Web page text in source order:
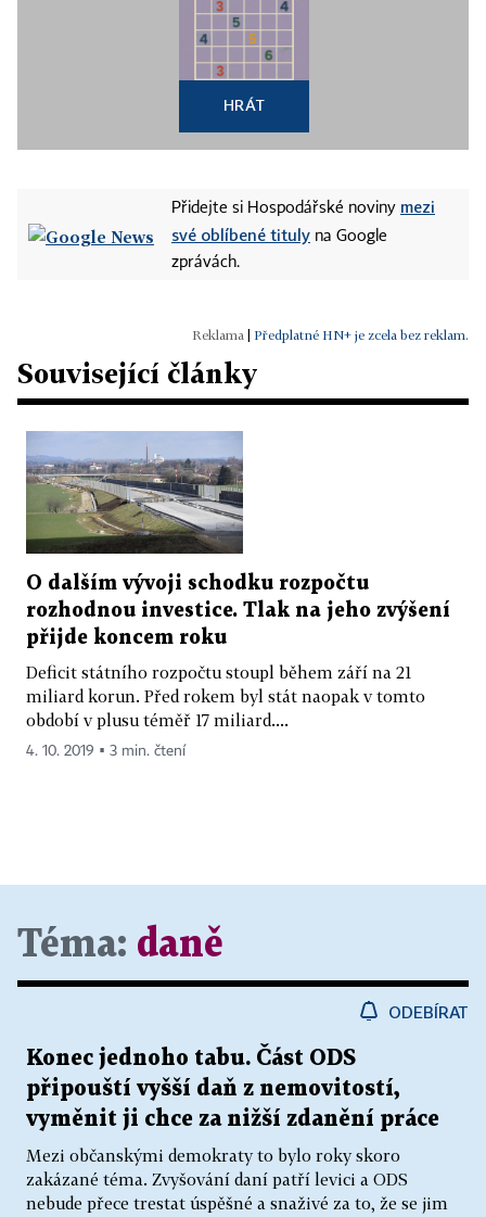
HRÁT
Přidejte si Hospodářské noviny mezi
své oblíbené tituly na Google
zprávách.
Předplatné HN+ je zcela bez reklam.
Související články
O dalším vývoji schodku rozpočtu
rozhodnou investice. Tlak na jeho zvýšení
přijde koncem roku
Deficit státního rozpočtu stoupl během září na 21
miliard korun. Před rokem byl stát naopak v tomto
období v plusu téměř 17 miliard....
4. 10. 2019 ▪ 3 min. čtení
Téma: daně
ODEBÍRAT
Konec jednoho tabu. Část ODS
připouští vyšší daň z nemovitostí,
vyměnit ji chce za nižší zdanění práce
Mezi občanskými demokraty to bylo roky skoro
zakázané téma. Zvyšování daní patří levici a ODS
nebude přece trestat úspěšné a snaživé za to, že se jim